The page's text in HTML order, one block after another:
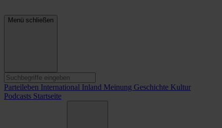
Menü schließen
Parteileben International Inland Meinung Geschichte Kultur
Podcasts Startseite